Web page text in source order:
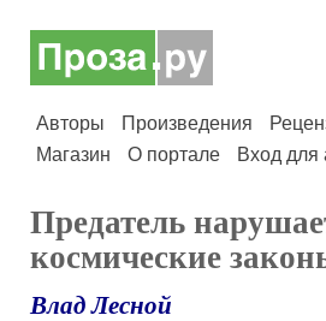
Авторы Произведения
Магазин
О портале Вход для
Предатель
космические
Влад Лесной